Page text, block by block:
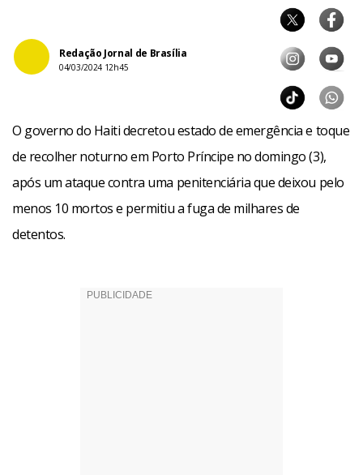
Redação Jornal de Brasília
04/03/2024 12h45
O governo do Haiti decretou estado de emergência e toque
de recolher noturno em Porto Príncipe no domingo (3),
após um ataque contra uma penitenciária que deixou pelo
menos 10 mortos e permitiu a fuga de milhares de
detentos.